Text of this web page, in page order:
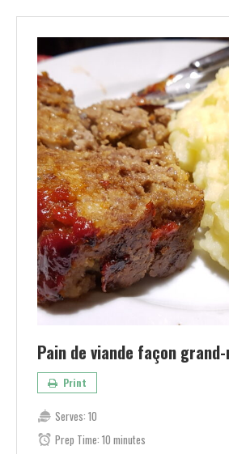
Pain de viande façon
Print
Serves: 10
Prep Time: 10 minutes